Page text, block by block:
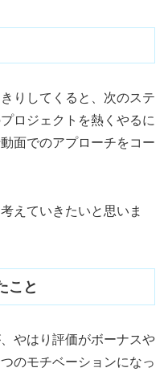
りしてくると、次のステ
ロジェクトを熱くやるに
面でのアプローチをコー
えていきたいと思いま
こと
やはり評価がボーナスや
のモチベーションになっ